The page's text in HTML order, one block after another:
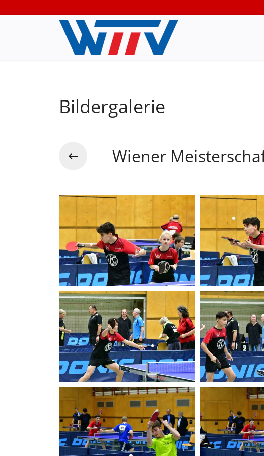
Bildergalerie
Wiener